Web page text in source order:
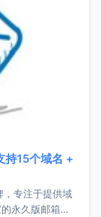
持15个域名 +
专注于提供域
永久版邮箱服